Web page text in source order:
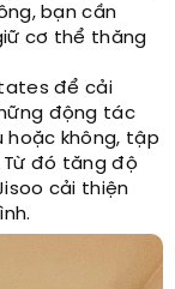
bạn cần
cơ thể thăng
để cải
động tác
hoặc không, tập
Từ đó tăng độ
cải thiện